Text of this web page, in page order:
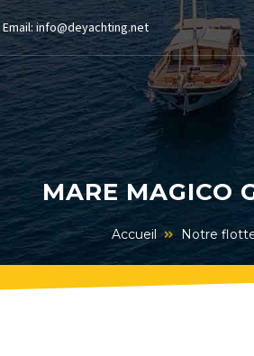
Email: info@deyachting.net
MARE MAGICO
Accueil Notre